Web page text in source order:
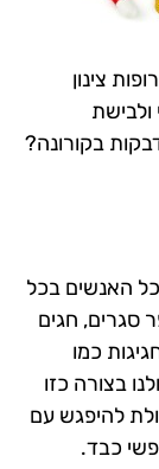
צינון
בקורונה?
האנשים בכל
סגרים, חגים
כמו
בצורה כזו
להיפגש עם
כבד.